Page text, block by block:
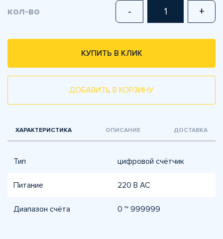
кол-во - +
КУПИТЬ В КЛИК
ДОБАВИТЬ В КОРЗИНУ
ХАРАКТЕРИСТИКА ОПИСАНИЕ ДОСТАВКА
Тип цифровой счётчик
Питание 220 В AC
Диапазон счёта 0 ~ 999999